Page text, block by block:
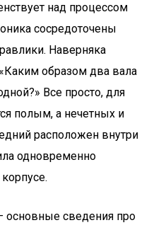
над процессом
сосредоточены
Наверняка
«Каким образом два вала
Все просто, для
полым, а нечетных и
расположен внутри
одновременно
основные сведения про